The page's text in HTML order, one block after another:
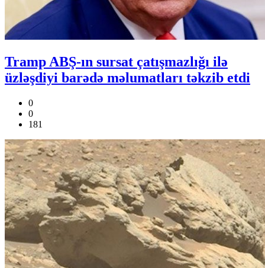
Tramp ABŞ-ın sursat çatışmazlığı ilə
üzləşdiyi barədə məlumatları təkzib etdi
0
0
181